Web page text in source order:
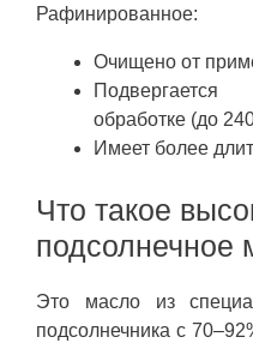
Рафинированное:
Очищено от
обработке (до
Имеет более
Что такое
подсолнечное
Это масло из
подсолнечника с